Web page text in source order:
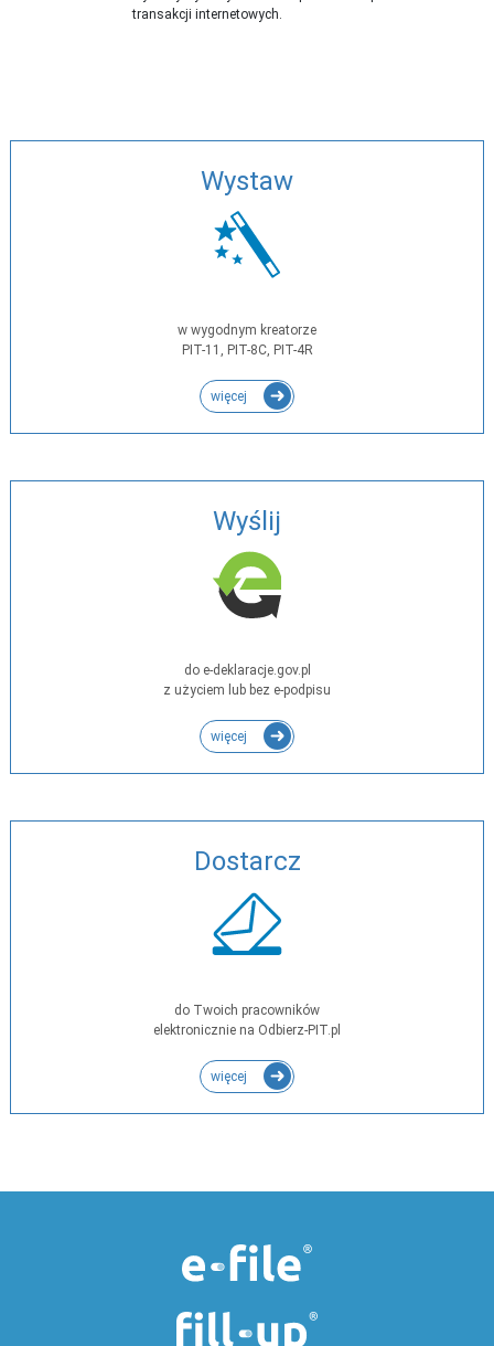
transakcji internetowych.
Wystaw
w wygodnym kreatorze
PIT-11, PIT-8C, PIT-4R
więcej
Wyślij
do e-deklaracje.gov.pl
z użyciem lub bez e-podpisu
więcej
Dostarcz
do Twoich pracowników
elektronicznie na Odbierz-PIT.pl
więcej